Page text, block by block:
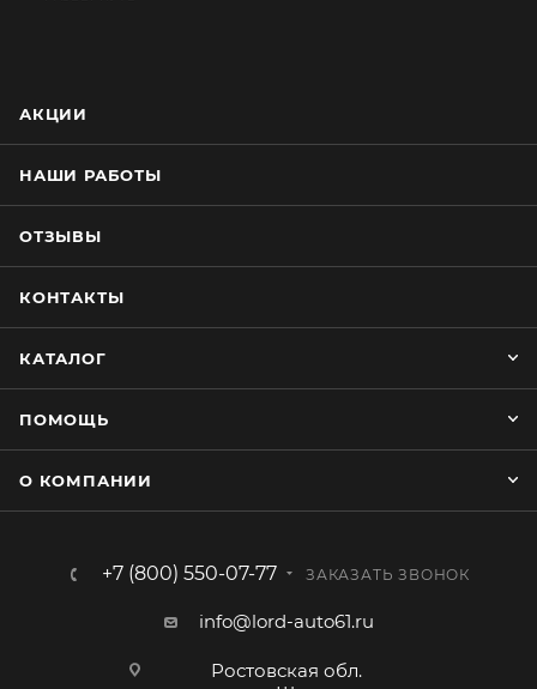
АКЦИИ
НАШИ РАБОТЫ
ОТЗЫВЫ
КОНТАКТЫ
КАТАЛОГ
ПОМОЩЬ
О КОМПАНИИ
+7 (800) 550-07-77 ЗАКАЗАТЬ ЗВОНОК
info@lord-auto61.ru
Ростовская обл.